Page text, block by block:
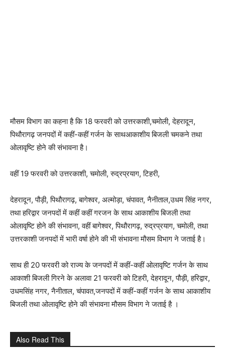
मौसम विभाग का कहना है कि 18 फरवरी को उत्तरकाशी,चमोली, देहरादून,
पिथौरागढ़ जनपदों में कहीं-कहीं गर्जन के साथआकाशीय बिजली चमकने तथा
ओलावृष्टि होने की संभावना है।
वहीं 19 फरवरी को उत्तरकाशी, चमोली, रुद्रप्रयाग, टिहरी,
देहरादून, पौड़ी, पिथौरागढ़, बागेश्वर, अल्मोड़ा, चंपावत, नैनीताल,उधम सिंह नगर,
तथा हरिद्वार जनपदों में कहीं कहीं गरजन के साथ आकाशीय बिजली तथा
ओलावृष्टि होने की संभावना, वहीं बागेश्वर, पिथौरागढ़, रुद्रप्रयाग, चमोली, तथा
उत्तरकाशी जनपदों में भारी वर्षा होने की भी संभावना मौसम विभाग ने जताई है।
साथ ही 20 फरवरी को राज्य के जनपदों में कहीं-कहीं ओलावृष्टि गर्जन के साथ
आकाशी बिजली गिरने के अलावा 21 फरवरी को टिहरी, देहरादून, पौड़ी, हरिद्वार,
उधमसिंह नगर, नैनीताल, चंपावत,जनपदों में कहीं-कहीं गर्जन के साथ आकाशीय
बिजली तथा ओलावृष्टि होने की संभावना मौसम विभाग ने जताई है ।
Also Read This